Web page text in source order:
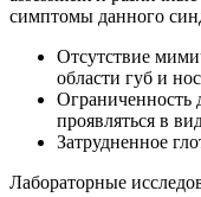
симптомы данного
Отсутствие
области губ и
Ограниченность
проявляться в
Затрудненное
Лабораторные